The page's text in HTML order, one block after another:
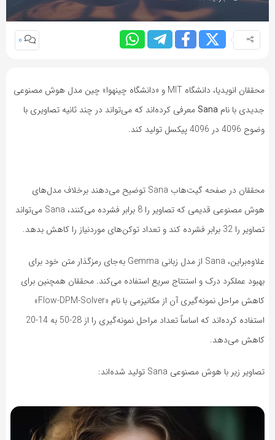
0
محققان انویدیا، دانشگاه MIT و «دانشگاه چینهوا» چین مدل هوش مصنوعی
جدیدی با نام Sanaمعرفی کرده‌اند که می‌تواند در چند ثانیه تصاویری با
وضوح 4096 در 4096 پیکسل تولید کند.
محققان در صفحه گیت‌هاب Sana توضیح می‌دهند برخلاف مدل‌های
هوش مصنوعی قدیمی که تصاویر را 8 برابر فشرده می‌کنند، Sana می‌تواند
تصاویر را 32 برابر فشرده کند و تعداد توکن‌های موردنیاز را کاهش بدهد.
علاوه‌براین، Sana از مدل زبانی Gemma به‌جای رمزگذار متن خود برای
بهبود عملکرد درک و استنتاج سریع استفاده می‌کند. محققان همچنین برای
کاهش مراحل نمونه‌گیری آن از مکانیزمی با نام «Flow-DPM-Solver»
استفاده کرده‌اند که اساساً تعداد مراحل نمونه‌گیری را از 28-50 به 14-20
کاهش می‌دهد.
تصاویر زیر با هوش مصنوعی Sana تولید شده‌اند: